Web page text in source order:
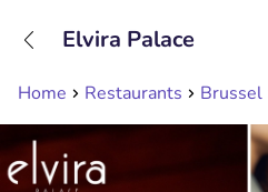
Home Restaurants Brussel
Elvira Palace